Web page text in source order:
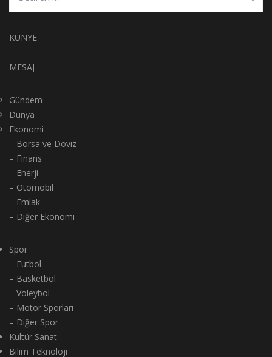
Gündem
Dünya
Ekonomi
– Borsa ve Döviz
– Finans
– Enerji
– Otomobil
– Emlak
Spor
– Futbol
– Basketbol
– Voleybol
– Motor Sporları
– Diğer Spor
Kültür Sanat